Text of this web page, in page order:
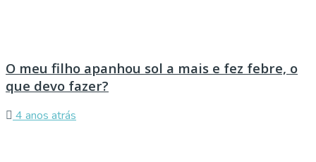
O meu filho apanhou sol a mais e fez febre, o
que devo fazer?
4 anos atrás